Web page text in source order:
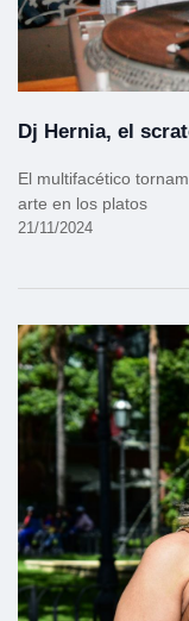
Dj Hernia, el
El multifacético
arte en los platos
21/11/2024